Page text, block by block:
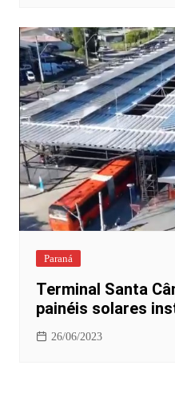
Paraná
Terminal Santa
painéis solares
26/06/2023